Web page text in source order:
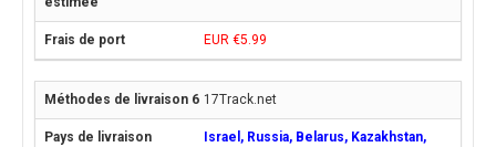
EUR €5.99
17Track.net
Israel, Russia, Belarus, Kazakhstan,